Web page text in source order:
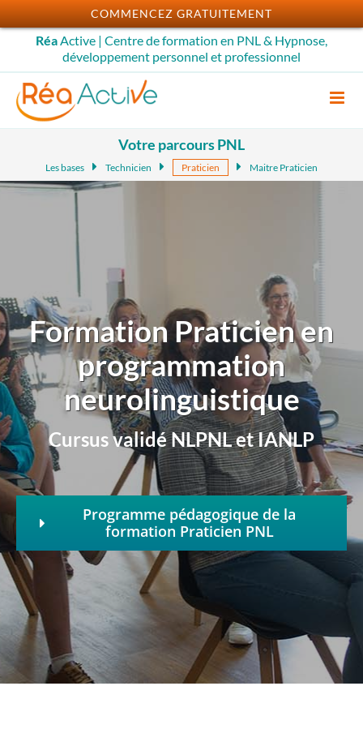
Passer
au
contenu
RéaActive | Centre de formation en PNL & Hypnose,
développement personnel et professionnel
Votre parcours PNL
Les bases Technicien Praticien Maitre Praticien
Formation Praticien en
programmation
neurolinguistique
Cursus validé NLPNL et IANLP
Programme pédagogique de la
formation Praticien PNL
COMMENCEZ GRATUITEMENT